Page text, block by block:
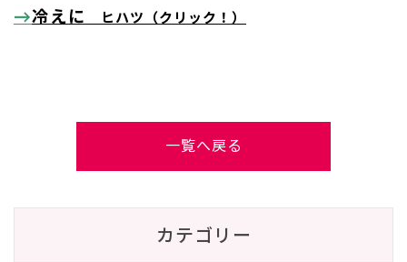
→冷えに ヒハツ（クリック！）
一覧へ戻る
カテゴリー